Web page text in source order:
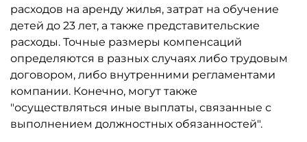
расходов на аренду жилья, затрат на обучение
детей до 23 лет, а также представительские
расходы. Точные размеры компенсаций
определяются в разных случаях либо трудовым
договором, либо внутренними регламентами
компании. Конечно, могут также
"осуществляться иные выплаты, связанные с
выполнением должностных обязанностей".